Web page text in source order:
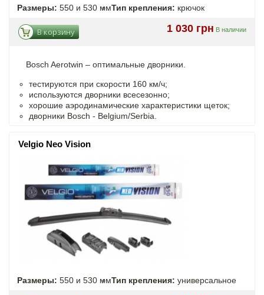
Размеры: 550 и 530 ммТип крепления: крючок
1 030 грн В наличии
В корзину
Bosch Aerotwin – оптимальные дворники.
тестируются при скорости 160 км/ч;
используются дворники всесезонно;
хорошие аэродинамические характеристики щеток;
дворники Bosch - Belgium/Serbia.
Velgio Neo Vision
Размеры: 550 и 530 ммТип крепления: универсальное